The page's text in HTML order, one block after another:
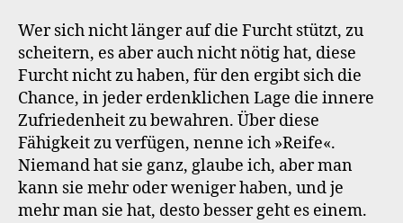
Wer sich nicht länger auf die Furcht stützt, zu
scheitern, es aber auch nicht nötig hat, diese
Furcht nicht zu haben, für den ergibt sich die
Chance, in jeder erdenklichen Lage die innere
Zufriedenheit zu bewahren. Über diese
Fähigkeit zu verfügen, nenne ich »Reife«.
Niemand hat sie ganz, glaube ich, aber man
kann sie mehr oder weniger haben, und je
mehr man sie hat, desto besser geht es einem.